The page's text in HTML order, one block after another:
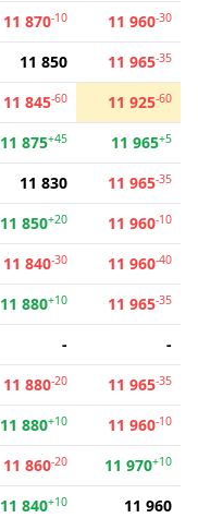
11 870-10 11 960-30
11 850 11 965-35
11 845-60 11 925-60
11 875+45 11 965+5
11 830 11 965-35
11 850+20 11 960-10
11 840-30 11 960-40
11 880+10 11 965-35
-
-
11 880-20 11 965-35
11 880+10 11 960-10
11 860-20 11 970+10
11 840+10
11 960